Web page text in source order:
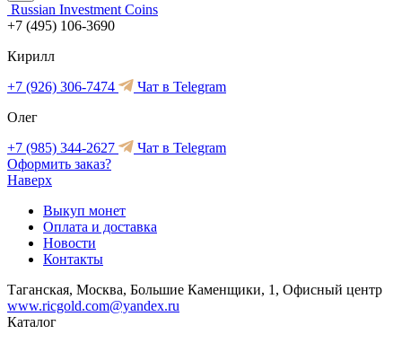
Russian Investment Coins
+7 (495) 106-3690
Кирилл
+7 (926) 306-7474
Чат в Telegram
Олег
+7 (985) 344-2627
Чат в Telegram
Оформить заказ?
Наверх
Выкуп монет
Оплата и доставка
Новости
Контакты
Таганская, Москва, Большие Каменщики, 1, Офисный центр
www.ricgold.com@yandex.ru
Каталог